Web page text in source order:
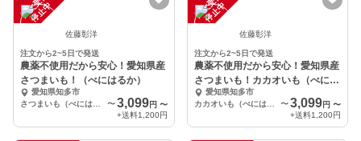
中
佐藤彰洋
注文から2~5日で発送
農薬不使用だから安心！愛知県産
さつまいも！（べにはるか）
愛知県知多市
〜 3,099円 〜
+送料1,200円
中
佐藤彰洋
注文から2~5日で発送
農薬不使用だから安心！愛知県産
さつまいも！カカオいも（べには
るか）
愛知県知多市
カカオいも（べにはるか）3kg 大小詰め合わせセット
〜3,099円 〜
+送料1,200円